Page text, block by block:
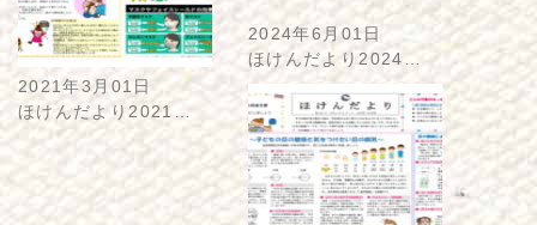
2021年3月01日
ほけんだより2021…
2024年6月01日
ほけんだより2024…